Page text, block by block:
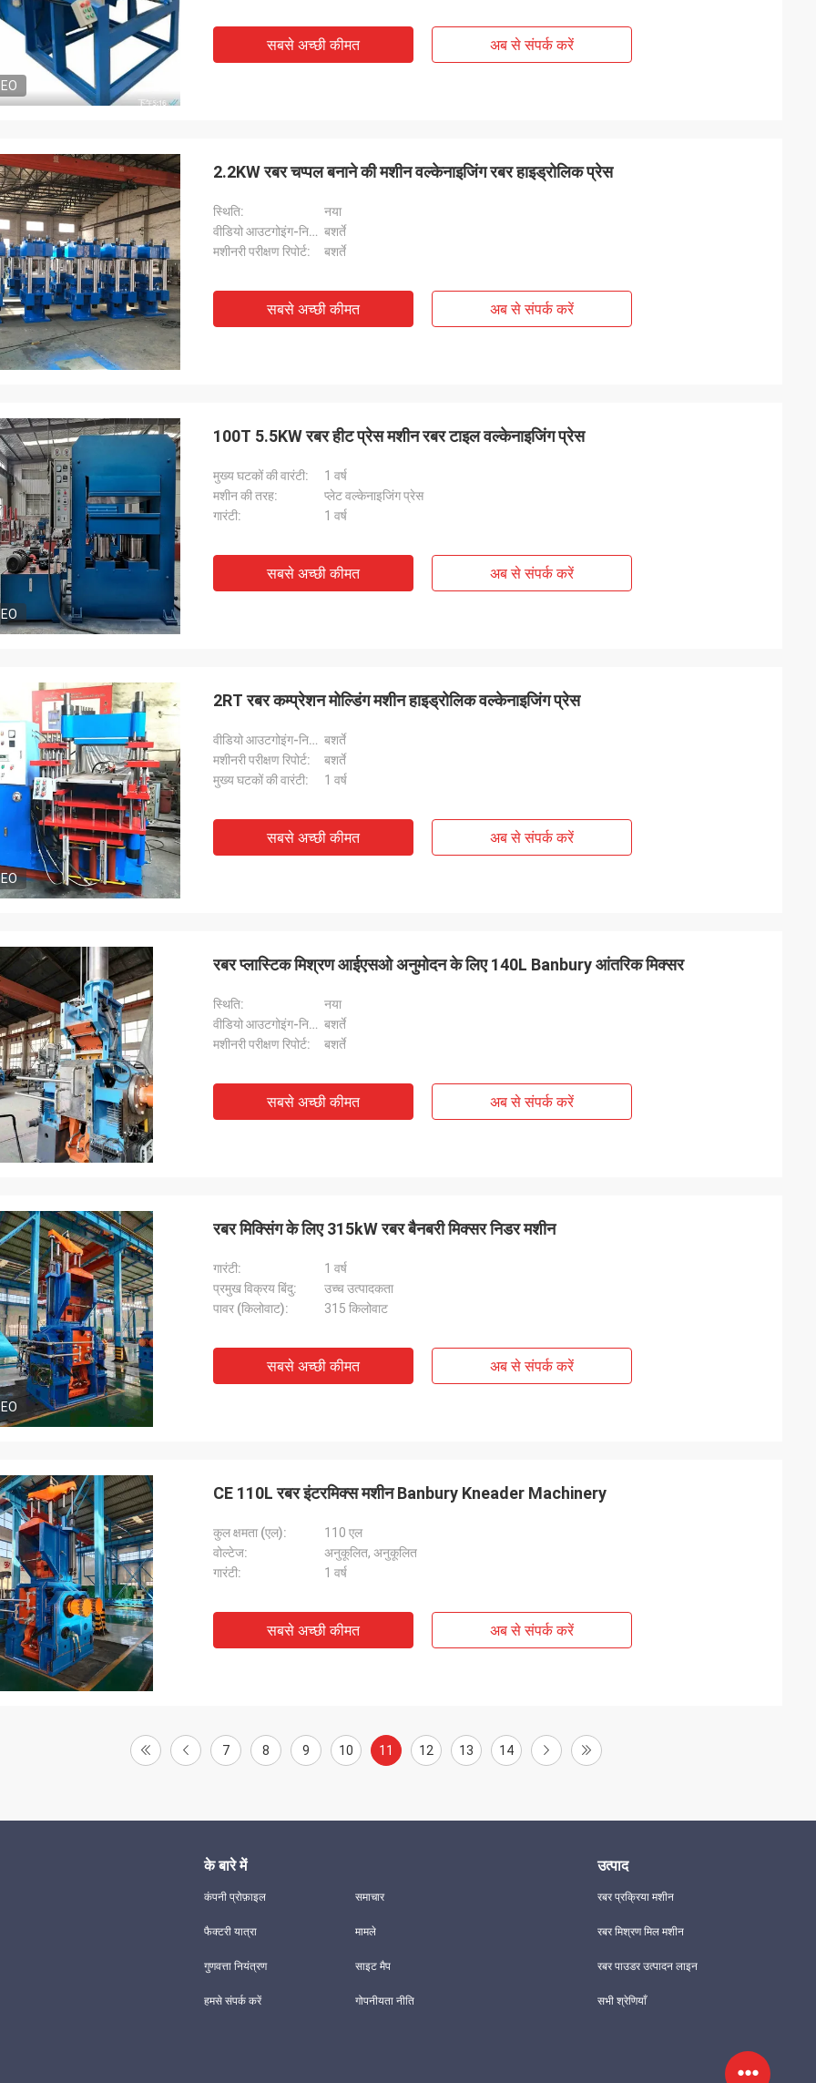
सबसे अच्छी कीमत अब से संपर्क करें
2.2KW रबर चप्पल बनाने की मशीन वल्केनाइजिंग रबर हाइड्रोलिक प्रेस
स्थिति:
नया
वीडियो आउटगोइंग-निरीक्षण: बशर्ते
मशीनरी परीक्षण रिपोर्ट:
बशर्ते
सबसे अच्छी कीमत अब से संपर्क करें
100T 5.5KW रबर हीट प्रेस मशीन रबर टाइल वल्केनाइजिंग प्रेस
मुख्य घटकों की वारंटी:
1 वर्ष
मशीन की तरह:
प्लेट वल्केनाइजिंग प्रेस
गारंटी:
1 वर्ष
सबसे अच्छी कीमत अब से संपर्क करें
2RT रबर कम्प्रेशन मोल्डिंग मशीन हाइड्रोलिक वल्केनाइजिंग प्रेस
वीडियो आउटगोइंग-निरीक्षण: बशर्ते
मशीनरी परीक्षण रिपोर्ट:
बशर्ते
मुख्य घटकों की वारंटी:
1 वर्ष
सबसे अच्छी कीमत अब से संपर्क करें
रबर प्लास्टिक मिश्रण आईएसओ अनुमोदन के लिए 140L Banbury आंतरिक मिक्सर
स्थिति:
नया
वीडियो आउटगोइंग-निरीक्षण: बशर्ते
मशीनरी परीक्षण रिपोर्ट:
बशर्ते
सबसे अच्छी कीमत अब से संपर्क करें
रबर मिक्सिंग के लिए 315kW रबर बैनबरी मिक्सर निडर मशीन
गारंटी:
1 वर्ष
प्रमुख विक्रय बिंदु:
उच्च उत्पादकता
पावर (किलोवाट):
315 किलोवाट
सबसे अच्छी कीमत अब से संपर्क करें
CE 110L रबर इंटरमिक्स मशीन Banbury Kneader Machinery
कुल क्षमता (एल):
110 एल
वोल्टेज:
अनुकूलित, अनुकूलित
गारंटी:
1 वर्ष
सबसे अच्छी कीमत अब से संपर्क करें
7 8 9 10 11 12 13 14
के बारे में
कंपनी प्रोफ़ाइल
फैक्टरी यात्रा
गुणवत्ता नियंत्रण
हमसे संपर्क करें
समाचार
मामले
साइट मैप
गोपनीयता नीति
उत्पाद
रबर प्रक्रिया मशीन
रबर मिश्रण मिल मशीन
रबर पाउडर उत्पादन लाइन
सभी श्रेणियाँ